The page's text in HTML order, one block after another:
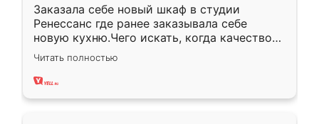
Заказала себе новый шкаф в студии
Ренессанс где ранее заказывала себе
новую кухню.Чего искать, когда качеством
вполне довольна. Служит кухня уже почти
два года, нареканий нет.
Читать полностью